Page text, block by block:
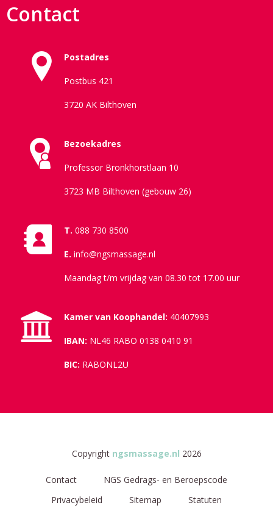
Contact
Postadres
Postbus 421
3720 AK Bilthoven
Bezoekadres
Professor Bronkhorstlaan 10
3723 MB Bilthoven (gebouw 26)
T. 088 730 8500
E. info@ngsmassage.nl
Maandag t/m vrijdag van 08.30 tot 17.00 uur
Kamer van Koophandel: 40407993
IBAN: NL46 RABO 0138 0410 91
BIC: RABONL2U
Copyright ngsmassage.nl 2026
Contact
NGS Gedrags- en Beroepscode
Privacybeleid
Sitemap Statuten